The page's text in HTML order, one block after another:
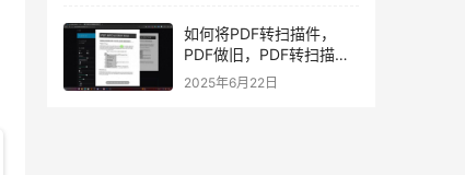
如何将PDF转扫描件，
PDF做旧，PDF转扫描
版，PDF转真实影印？
2025年6月22日